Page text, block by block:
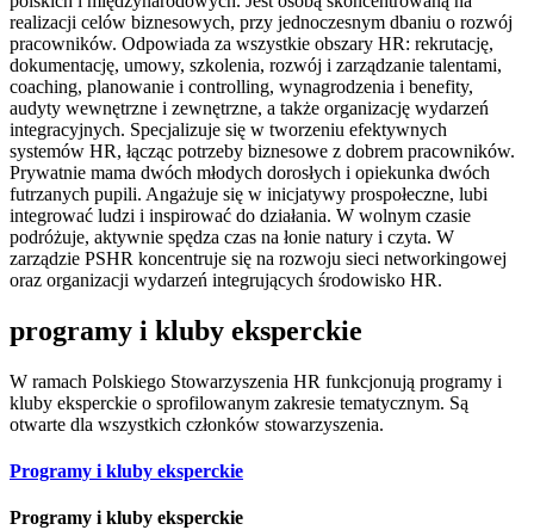
realizacji celów biznesowych, przy jednoczesnym dbaniu o rozwój
pracowników. Odpowiada za wszystkie obszary HR: rekrutację,
dokumentację, umowy, szkolenia, rozwój i zarządzanie talentami,
coaching, planowanie i controlling, wynagrodzenia i benefity,
audyty wewnętrzne i zewnętrzne, a także organizację wydarzeń
integracyjnych. Specjalizuje się w tworzeniu efektywnych
systemów HR, łącząc potrzeby biznesowe z dobrem pracowników.
Prywatnie mama dwóch młodych dorosłych i opiekunka dwóch
futrzanych pupili. Angażuje się w inicjatywy prospołeczne, lubi
integrować ludzi i inspirować do działania. W wolnym czasie
podróżuje, aktywnie spędza czas na łonie natury i czyta. W
zarządzie PSHR koncentruje się na rozwoju sieci networkingowej
oraz organizacji wydarzeń integrujących środowisko HR.
programy i kluby eksperckie
W ramach Polskiego Stowarzyszenia HR funkcjonują programy i
kluby eksperckie o sprofilowanym zakresie tematycznym. Są
otwarte dla wszystkich członków stowarzyszenia.
Programy i kluby eksperckie
Programy i kluby eksperckie